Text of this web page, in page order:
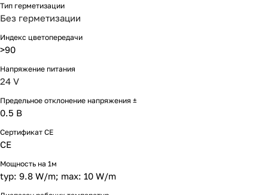
Тип герметизации
Без герметизации
Индекс цветопередачи
>90
Напряжение питания
24 V
Предельное отклонение напряжения ±
0.5 В
Сертификат CE
CE
Мощность на 1м
typ: 9.8 W/m; max: 10 W/m